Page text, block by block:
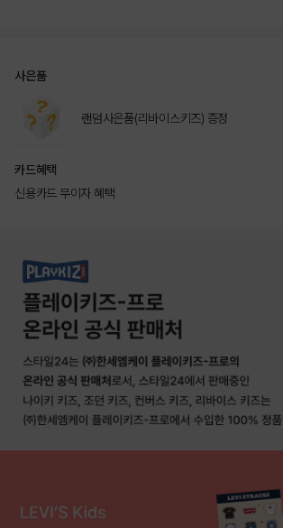
사은품
랜덤사은품(리바이스키즈) 증정
카드혜택
신용카드 무이자 혜택